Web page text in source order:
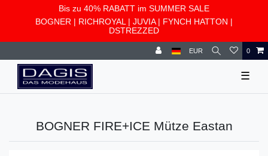
Bis zu 40% RABATT im SUMMER SALE
BOGNER | RICHROYAL | JUVIA| FYNCH HATTON |
DSTREZZED
EUR 0
☰
BOGNER FIRE+ICE Mütze Eastan